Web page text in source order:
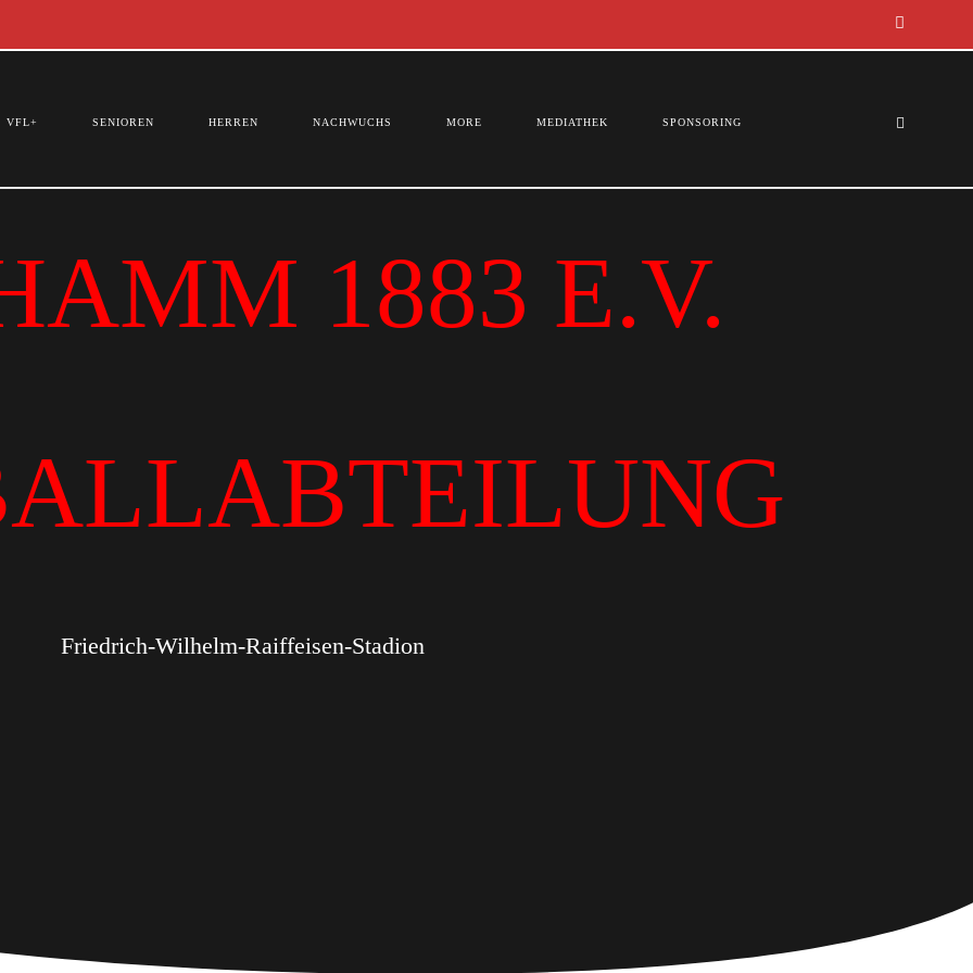
VFL+ SENIOREN HERREN NACHWUCHS MORE MEDIATHEK SPONSORING
1883 E.V.
Friedrich-Wilhelm-Raiffeisen-Stadion